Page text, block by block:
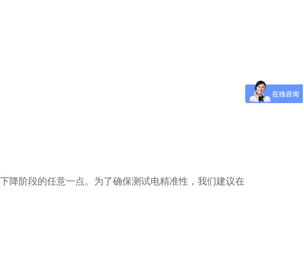
降阶段的任意一点。为了确保测试电精准性，我们建议在